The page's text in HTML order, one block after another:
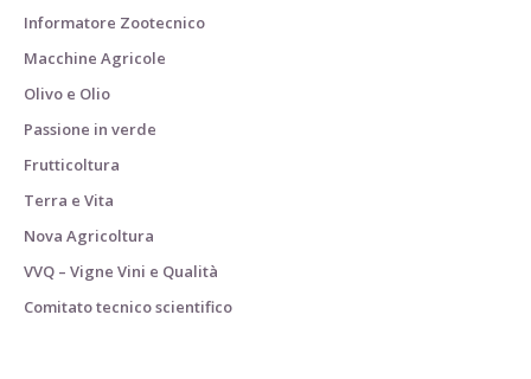
Informatore Zootecnico
Macchine Agricole
Olivo e Olio
Passione in verde
Frutticoltura
Terra e Vita
Nova Agricoltura
VVQ – Vigne Vini e Qualità
Comitato tecnico scientifico